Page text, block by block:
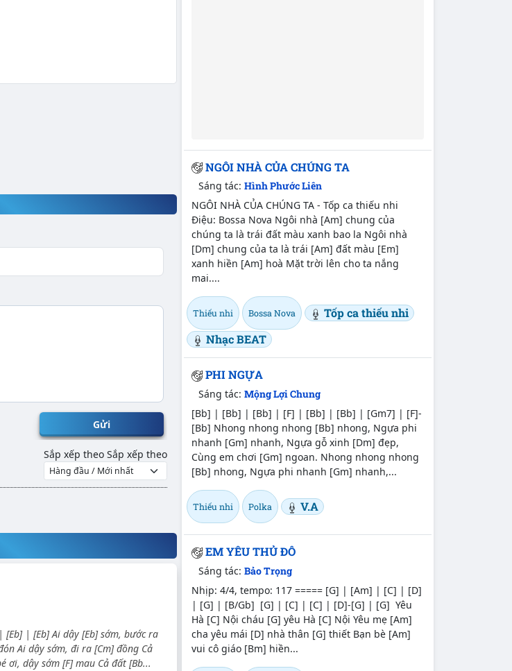
Gửi
Sắp xếp theo Sắp xếp theo
| [Eb] Ai dậy [Eb] sớm, bước ra
Ai dậy sớm, đi ra [Cm] đồng Cả
ơi, dậy sớm [F] mau Cả đất [Bb...
NGÔI NHÀ CỦA CHÚNG TA
Sáng tác:Hình Phước Liên
NGÔI NHÀ CỦA CHÚNG TA - Tốp ca thiếu nhi
Điệu: Bossa Nova Ngôi nhà [Am] chung của
chúng ta là trái đất màu xanh bao la Ngôi nhà
[Dm] chung của ta là trái [Am] đất màu [Em]
xanh hiền [Am] hoà Mặt trời lên cho ta nắng
mai....
Thiếu nhi Bossa Nova
Tốp ca thiếu nhi
Nhạc BEAT
PHI NGỰA
Sáng tác:Mộng Lợi Chung
[Bb] | [Bb] | [Bb] | [F] | [Bb] | [Bb] | [Gm7] | [F]-
[Bb] Nhong nhong nhong [Bb] nhong, Ngựa phi
nhanh [Gm] nhanh, Ngựa gỗ xinh [Dm] đẹp,
Cùng em chơi [Gm] ngoan. Nhong nhong nhong
[Bb] nhong, Ngựa phi nhanh [Gm] nhanh,...
Thiếu nhi Polka V.A
EM YÊU THỦ ĐÔ
Sáng tác:Bảo Trọng
Nhịp: 4/4, tempo: 117 ===== [G] | [Am] | [C] | [D]
| [G] | [B/Gb] [G] | [C] | [C] | [D]-[G] | [G] Yêu
Hà [C] Nội cháu [G] yêu Hà [C] Nội Yêu mẹ [Am]
cha yêu mái [D] nhà thân [G] thiết Bạn bè [Am]
vui cô giáo [Bm] hiền...